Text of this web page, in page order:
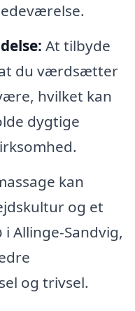
At tilbyde
du værdsætter
hvilket kan
dygtige
kan
og et
Allinge-Sandvig,
og trivsel.